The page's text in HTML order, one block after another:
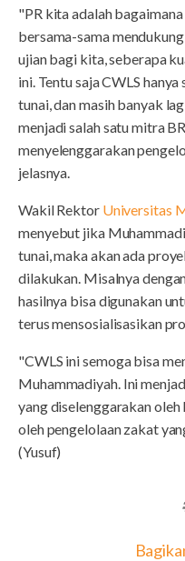
"PR kita adalah
bersama-sama
ujian bagi kita, seberapa
ini. Tentu saja CWLS
tunai, dan masih banyak
menjadi salah satu mitra
menyelenggarakan
jelasnya.
Wakil Rektor Universitas
menyebut jika
tunai, maka akan ada
dilakukan. Misalnya
hasilnya bisa digunakan
terus mensosialisasikan
"CWLS ini semoga bisa
Muhammadiyah. Ini
yang diselenggarakan
oleh pengelolaan zakat
(Yusuf)